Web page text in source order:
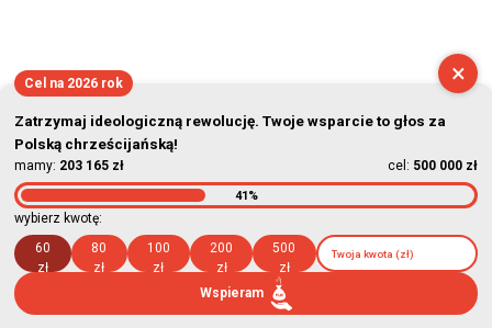
×
Cel na 2026 rok
Zatrzymaj ideologiczną rewolucję. Twoje wsparcie to głos za
Polską chrześcijańską!
mamy: 203 165 zł cel: 500 000 zł
41%
wybierz kwotę:
60
zł
80
zł
100
zł
200
zł
500
zł
Wspieram